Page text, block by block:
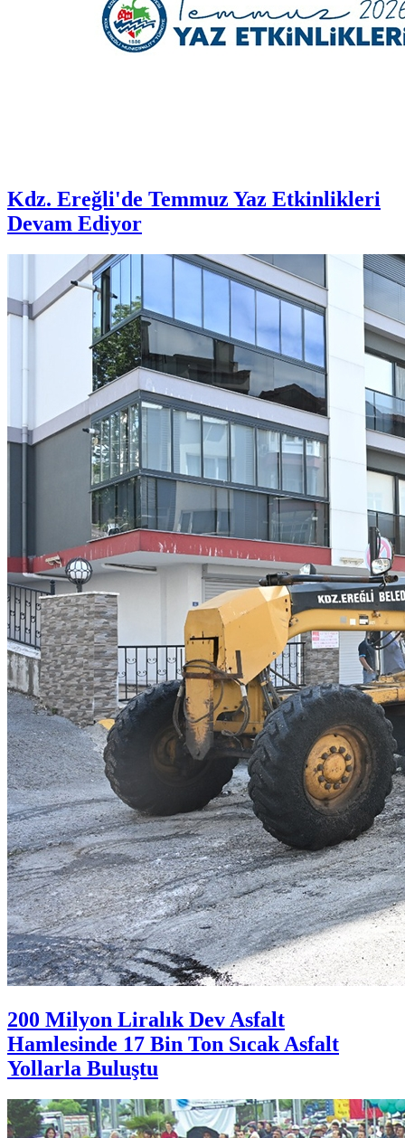
Kdz. Ereğli'de Temmuz Yaz Etkinlikleri
Devam Ediyor
200 Milyon Liralık Dev Asfalt
Hamlesinde 17 Bin Ton Sıcak Asfalt
Yollarla Buluştu